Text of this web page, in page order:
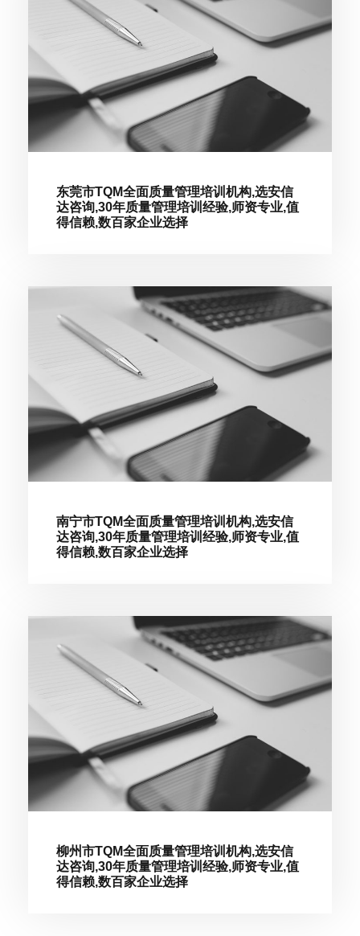
东莞市TQM全面质量管理培训机构,选安信
达咨询,30年质量管理培训经验,师资专业,值
得信赖,数百家企业选择
南宁市TQM全面质量管理培训机构,选安信
达咨询,30年质量管理培训经验,师资专业,值
得信赖,数百家企业选择
柳州市TQM全面质量管理培训机构,选安信
达咨询,30年质量管理培训经验,师资专业,值
得信赖,数百家企业选择